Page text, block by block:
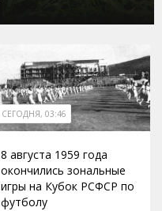
СЕГОДНЯ, 03:46
8 августа 1959 года
окончились зональные
игры на Кубок РСФСР по
футболу